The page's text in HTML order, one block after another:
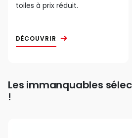
toiles à prix réduit.
DÉCOUVRIR
Les immanquables
!